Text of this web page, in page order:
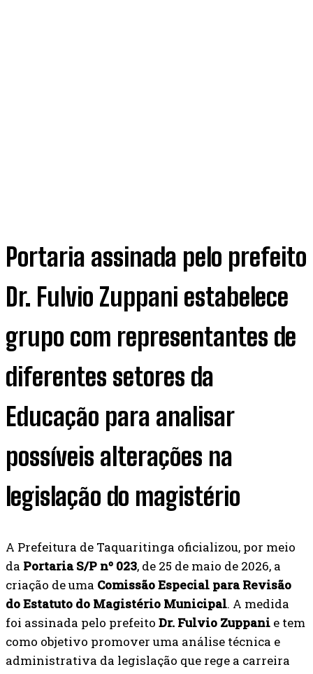
Portaria assinada pelo prefeito
Dr. Fulvio Zuppani estabelece
grupo com representantes de
diferentes setores da
Educação para analisar
possíveis alterações na
legislação do magistério
A Prefeitura de Taquaritinga oficializou, por meio
da Portaria S/P nº 023, de 25 de maio de 2026, a
criação de uma Comissão Especial para Revisão
do Estatuto do Magistério Municipal. A medida
foi assinada pelo prefeito Dr. Fulvio Zuppani e tem
como objetivo promover uma análise técnica e
administrativa da legislação que rege a carreira